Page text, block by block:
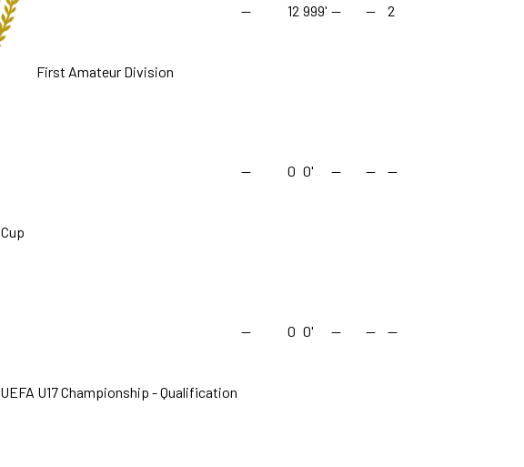
First Amateur Division
— 12 999' — — 2
Cup
— 0 0' — — —
UEFA U17 Championship - Qualification
— 0 0' — — —